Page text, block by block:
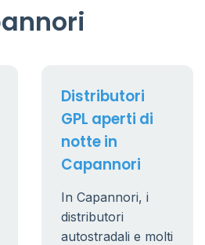
Distributori
GPL aperti di
notte in
Capannori
In Capannori, i
distributori
autostradali e molti